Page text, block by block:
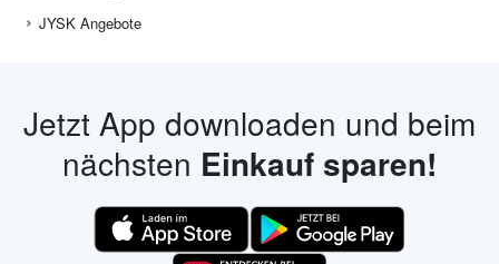
JYSK Angebote
Jetzt App downloaden und beim
nächsten Einkauf sparen!